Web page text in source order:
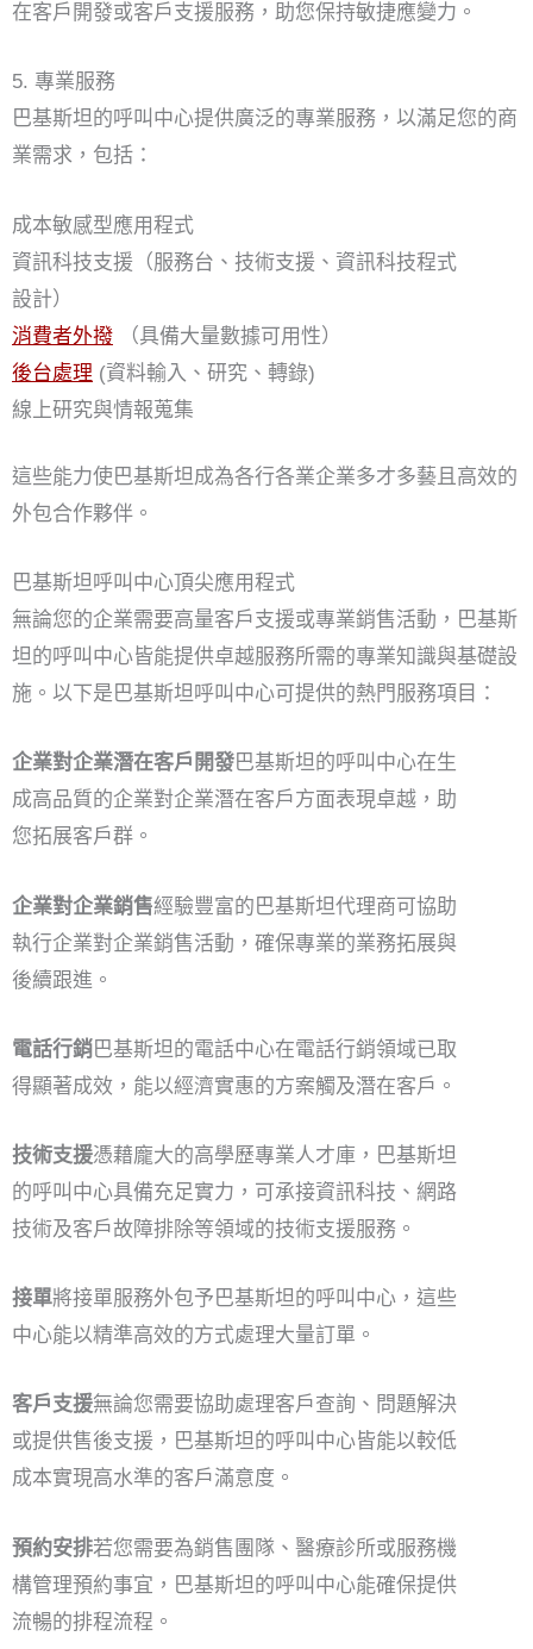
在客戶開發或客戶支援服務，助您保持敏捷應變力。
5. 專業服務
巴基斯坦的呼叫中心提供廣泛的專業服務，以滿足您的商
業需求，包括：
成本敏感型應用程式
資訊科技支援（服務台、技術支援、資訊科技程式
設計）
消費者外撥 （具備大量數據可用性）
後台處理 (資料輸入、研究、轉錄)
線上研究與情報蒐集
這些能力使巴基斯坦成為各行各業企業多才多藝且高效的
外包合作夥伴。
巴基斯坦呼叫中心頂尖應用程式
無論您的企業需要高量客戶支援或專業銷售活動，巴基斯
坦的呼叫中心皆能提供卓越服務所需的專業知識與基礎設
施。以下是巴基斯坦呼叫中心可提供的熱門服務項目：
企業對企業潛在客戶開發巴基斯坦的呼叫中心在生
成高品質的企業對企業潛在客戶方面表現卓越，助
您拓展客戶群。
企業對企業銷售經驗豐富的巴基斯坦代理商可協助
執行企業對企業銷售活動，確保專業的業務拓展與
後續跟進。
電話行銷巴基斯坦的電話中心在電話行銷領域已取
得顯著成效，能以經濟實惠的方案觸及潛在客戶。
技術支援憑藉龐大的高學歷專業人才庫，巴基斯坦
的呼叫中心具備充足實力，可承接資訊科技、網路
技術及客戶故障排除等領域的技術支援服務。
接單將接單服務外包予巴基斯坦的呼叫中心，這些
中心能以精準高效的方式處理大量訂單。
客戶支援無論您需要協助處理客戶查詢、問題解決
或提供售後支援，巴基斯坦的呼叫中心皆能以較低
成本實現高水準的客戶滿意度。
預約安排若您需要為銷售團隊、醫療診所或服務機
構管理預約事宜，巴基斯坦的呼叫中心能確保提供
流暢的排程流程。